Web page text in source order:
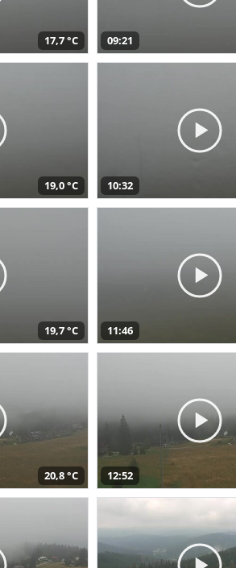
17,7 °C 09:21
19,0 °C 10:32
19,7 °C 11:46
20,8 °C 12:52